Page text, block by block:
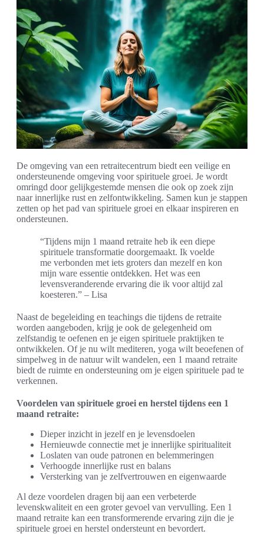
De omgeving van een retraitecentrum biedt een veilige en
ondersteunende omgeving voor spirituele groei. Je wordt
omringd door gelijkgestemde mensen die ook op zoek zijn
naar innerlijke rust en zelfontwikkeling. Samen kun je stappen
zetten op het pad van spirituele groei en elkaar inspireren en
ondersteunen.
“Tijdens mijn 1 maand retraite heb ik een diepe
spirituele transformatie doorgemaakt. Ik voelde
me verbonden met iets groters dan mezelf en kon
mijn ware essentie ontdekken. Het was een
levensveranderende ervaring die ik voor altijd zal
koesteren.” – Lisa
Naast de begeleiding en teachings die tijdens de retraite
worden aangeboden, krijg je ook de gelegenheid om
zelfstandig te oefenen en je eigen spirituele praktijken te
ontwikkelen. Of je nu wilt mediteren, yoga wilt beoefenen of
simpelweg in de natuur wilt wandelen, een 1 maand retraite
biedt de ruimte en ondersteuning om je eigen spirituele pad te
verkennen.
Voordelen van spirituele groei en herstel tijdens een 1
maand retraite:
Dieper inzicht in jezelf en je levensdoelen
Hernieuwde connectie met je innerlijke spiritualiteit
Loslaten van oude patronen en belemmeringen
Verhoogde innerlijke rust en balans
Versterking van je zelfvertrouwen en eigenwaarde
Al deze voordelen dragen bij aan een verbeterde
levenskwaliteit en een groter gevoel van vervulling. Een 1
maand retraite kan een transformerende ervaring zijn die je
spirituele groei en herstel ondersteunt en bevordert.